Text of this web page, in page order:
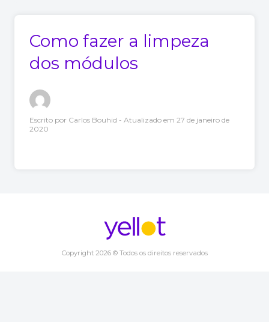
Como fazer a limpeza
dos módulos
Escrito por Carlos Bouhid - Atualizado em 27 de janeiro de
2020
Copyright 2026 © Todos os direitos reservados